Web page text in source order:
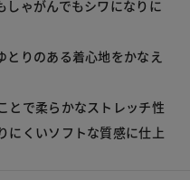
しゃがんでもシワになりに
とりのある着心地をかなえ
とで柔らかなストレッチ性
にくいソフトな質感に仕上